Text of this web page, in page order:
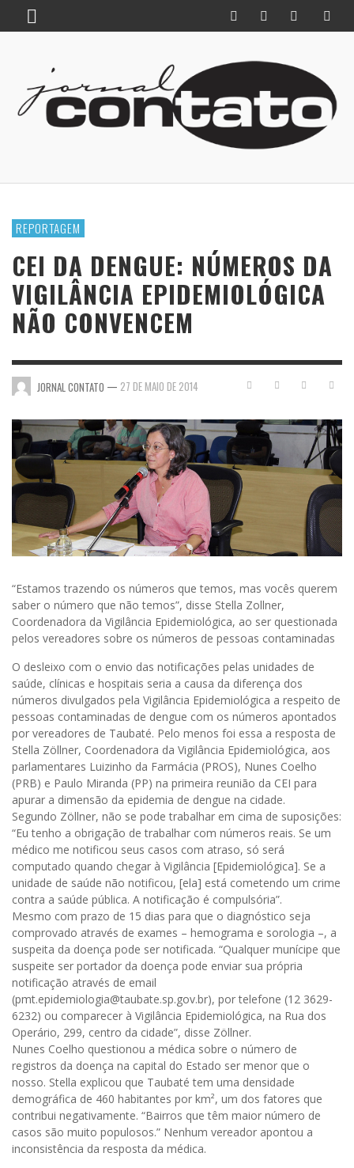
REPORTAGEM
CEI DA DENGUE: NÚMEROS DA
VIGILÂNCIA EPIDEMIOLÓGICA
NÃO CONVENCEM
JORNAL CONTATO — 27 DE MAIO DE 2014
“Estamos trazendo os números que temos, mas vocês querem
saber o número que não temos”, disse Stella Zollner,
Coordenadora da Vigilância Epidemiológica, ao ser questionada
pelos vereadores sobre os números de pessoas contaminadas
O desleixo com o envio das notificações pelas unidades de
saúde, clínicas e hospitais seria a causa da diferença dos
números divulgados pela Vigilância Epidemiológica a respeito de
pessoas contaminadas de dengue com os números apontados
por vereadores de Taubaté. Pelo menos foi essa a resposta de
Stella Zöllner, Coordenadora da Vigilância Epidemiológica, aos
parlamentares Luizinho da Farmácia (PROS), Nunes Coelho
(PRB) e Paulo Miranda (PP) na primeira reunião da CEI para
apurar a dimensão da epidemia de dengue na cidade.
Segundo Zöllner, não se pode trabalhar em cima de suposições:
“Eu tenho a obrigação de trabalhar com números reais. Se um
médico me notificou seus casos com atraso, só será
computado quando chegar à Vigilância [Epidemiológica]. Se a
unidade de saúde não notificou, [ela] está cometendo um crime
contra a saúde pública. A notificação é compulsória”.
Mesmo com prazo de 15 dias para que o diagnóstico seja
comprovado através de exames – hemograma e sorologia –, a
suspeita da doença pode ser notificada. “Qualquer munícipe que
suspeite ser portador da doença pode enviar sua própria
notificação através de email
(pmt.epidemiologia@taubate.sp.gov.br), por telefone (12 3629-
6232) ou comparecer à Vigilância Epidemiológica, na Rua dos
Operário, 299, centro da cidade”, disse Zöllner.
Nunes Coelho questionou a médica sobre o número de
registros da doença na capital do Estado ser menor que o
nosso. Stella explicou que Taubaté tem uma densidade
demográfica de 460 habitantes por km², um dos fatores que
contribui negativamente. “Bairros que têm maior número de
casos são muito populosos.” Nenhum vereador apontou a
inconsistência da resposta da médica.